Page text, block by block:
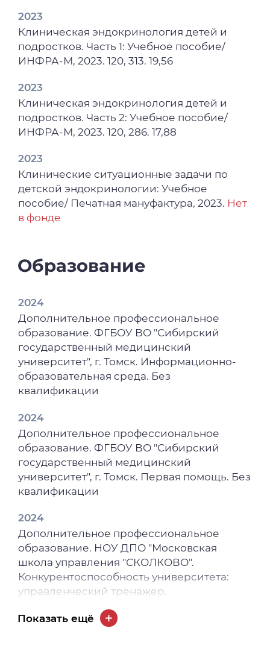
– Хабаровск: Дальневосточный
государственный медицинский
университет, 2023. – ISBN 978-5-85797-432-
2. – С. 103-104.
2023
Поражение центральной нервной
системы у детей, рожденных с низкой
массой тела и гипогликемией / Д. Е.
Галюкова, Ю. Г. Самойлова, М. В. Матвеева,
современной медицины : материалы VII
Дальневосточного медицинского
молодежного форума, Хабаровск, 02–14
октября 2023 года / Отв. редактор : И. В.
университет, 2023. – ISBN 978-5-85797-432-
2023
"Сиволобова, Т. В. Модернизация системы
управления дополнительного
профессионального образования :
[материалы II Международного конгресса
РОСМЕДОБР, Москва, 18-21 октября 2023 г.]
/ Т. В. Сиволобова, Л. Н. Буйнова, А. А.
Шмырина // Медицинское образование и
профессиональное развитие. – 2023. – Т. 14,
№ 4 (52). – С. 128.
2023
Клиническая эндокринология детей и
подростков. Часть 1: Учебное пособие/
ИНФРА-М, 2023. 120, 313. 19,56
2023
Клиническая эндокринология детей и
подростков. Часть 2: Учебное пособие/
ИНФРА-М, 2023. 120, 286. 17,88
2023
Клинические ситуационные задачи по
детской эндокринологии: Учебное
пособие/ Печатная мануфактура, 2023. Нет
в фонде
Образование
2024
Дополнительное профессиональное
образование. ФГБОУ ВО "Сибирский
государственный медицинский
университет", г. Томск. Информационно-
образовательная среда. Без
квалификации
2024
Дополнительное профессиональное
образование. ФГБОУ ВО "Сибирский
государственный медицинский
университет", г. Томск. Первая помощь. Без
квалификации
2024
Дополнительное профессиональное
образование. НОУ ДПО "Московская
школа управления "СКОЛКОВО".
Конкурентоспособность университета:
управленческий тренажер.
2024
Показать ещё